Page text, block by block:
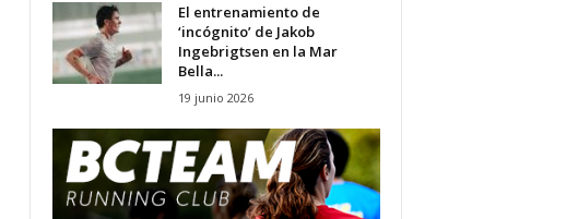
El entrenamiento de
‘incógnito’ de Jakob
Ingebrigtsen en la Mar
Bella...
19 junio 2026